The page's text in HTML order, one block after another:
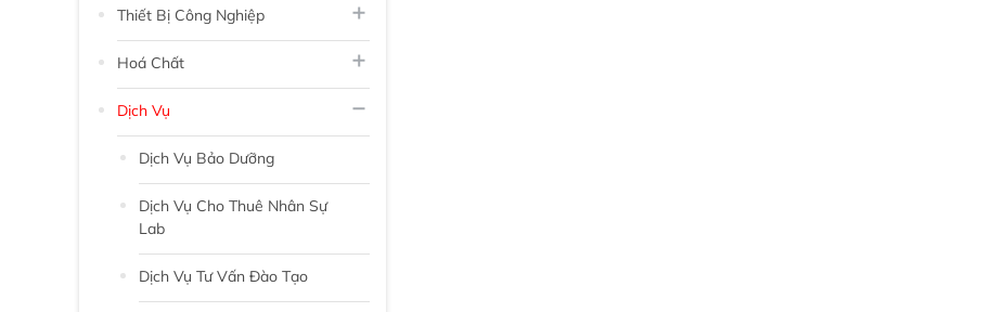
Thiết Bị Công Nghiệp
Hoá Chất
Dịch Vụ
Dịch Vụ Bảo Dưỡng
Dịch Vụ Cho Thuê Nhân Sự
Lab
Dịch Vụ Tư Vấn Đào Tạo